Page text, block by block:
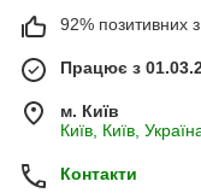
92% позитивних з
Працює з
м. Київ
Київ, Київ,
Контакти